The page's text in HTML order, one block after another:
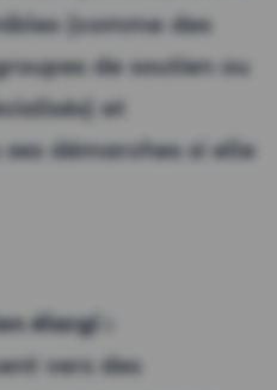
(comme des
de soutien ou
et
ses démarches si elle
élargi :
vers des